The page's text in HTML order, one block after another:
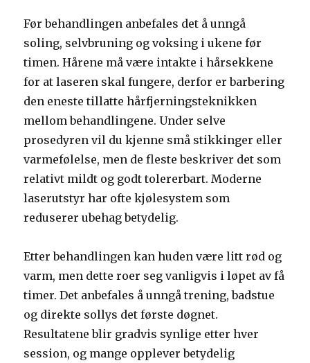
Før behandlingen anbefales det å unngå
soling, selvbruning og voksing i ukene før
timen. Hårene må være intakte i hårsekkene
for at laseren skal fungere, derfor er barbering
den eneste tillatte hårfjerningsteknikken
mellom behandlingene. Under selve
prosedyren vil du kjenne små stikkinger eller
varmefølelse, men de fleste beskriver det som
relativt mildt og godt tolererbart. Moderne
laserutstyr har ofte kjølesystem som
reduserer ubehag betydelig.
Etter behandlingen kan huden være litt rød og
varm, men dette roer seg vanligvis i løpet av få
timer. Det anbefales å unngå trening, badstue
og direkte sollys det første døgnet.
Resultatene blir gradvis synlige etter hver
session, og mange opplever betydelig